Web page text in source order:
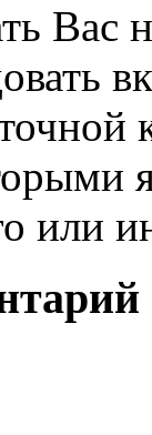
Вас
или